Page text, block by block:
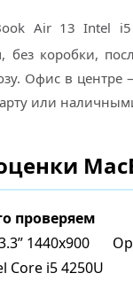
Air 13 Intel
без коробки,
Офис в центре
или
проверяем
1440x900
Core i5 4250U